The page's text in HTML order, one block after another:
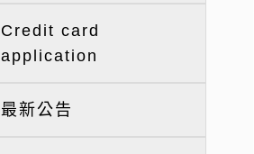
Credit card
application
最新公告